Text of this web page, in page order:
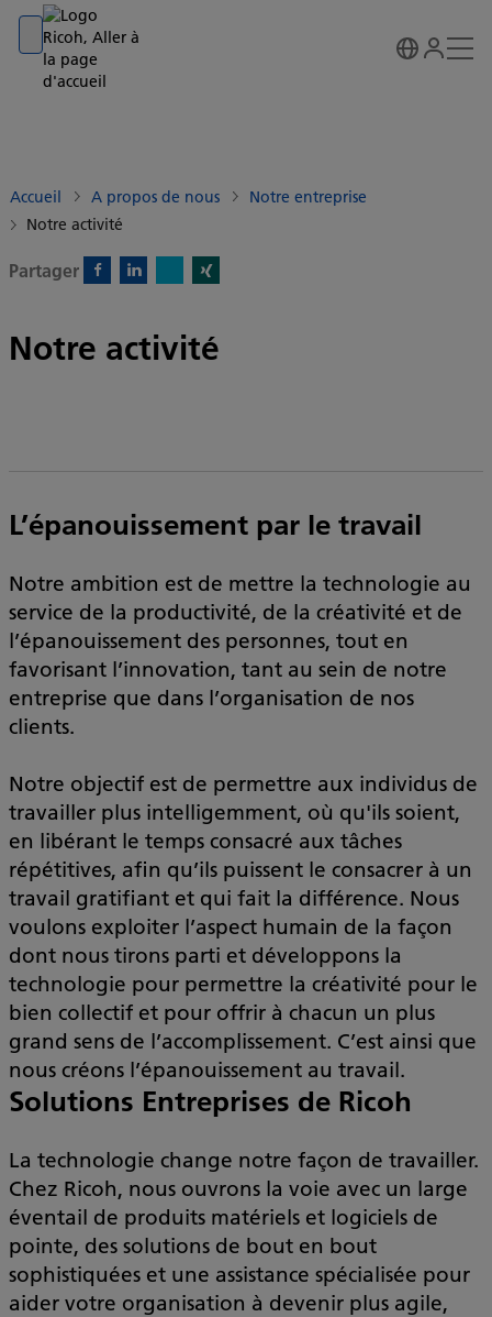
Go to banner
Go to content
Go to footer
Accueil A propos de nous
Notre entreprise
Notre activité
Partager
Notre activité
L’épanouissement par le travail
Notre ambition est de mettre la technologie au
service de la productivité, de la créativité et de
l’épanouissement des personnes, tout en
favorisant l’innovation, tant au sein de notre
entreprise que dans l’organisation de nos
clients.
Notre objectif est de permettre aux individus de
travailler plus intelligemment, où qu'ils soient,
en libérant le temps consacré aux tâches
répétitives, afin qu’ils puissent le consacrer à un
travail gratifiant et qui fait la différence. Nous
voulons exploiter l’aspect humain de la façon
dont nous tirons parti et développons la
technologie pour permettre la créativité pour le
bien collectif et pour offrir à chacun un plus
grand sens de l’accomplissement. C’est ainsi que
nous créons l’épanouissement au travail.
Solutions Entreprises de Ricoh
La technologie change notre façon de travailler.
Chez Ricoh, nous ouvrons la voie avec un large
éventail de produits matériels et logiciels de
pointe, des solutions de bout en bout
sophistiquées et une assistance spécialisée pour
aider votre organisation à devenir plus agile,